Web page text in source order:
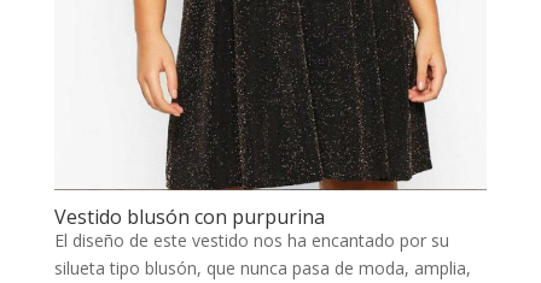
Vestido blusón con purpurina
El diseño de este vestido nos ha encantado por su
silueta tipo blusón, que nunca pasa de moda, amplia,